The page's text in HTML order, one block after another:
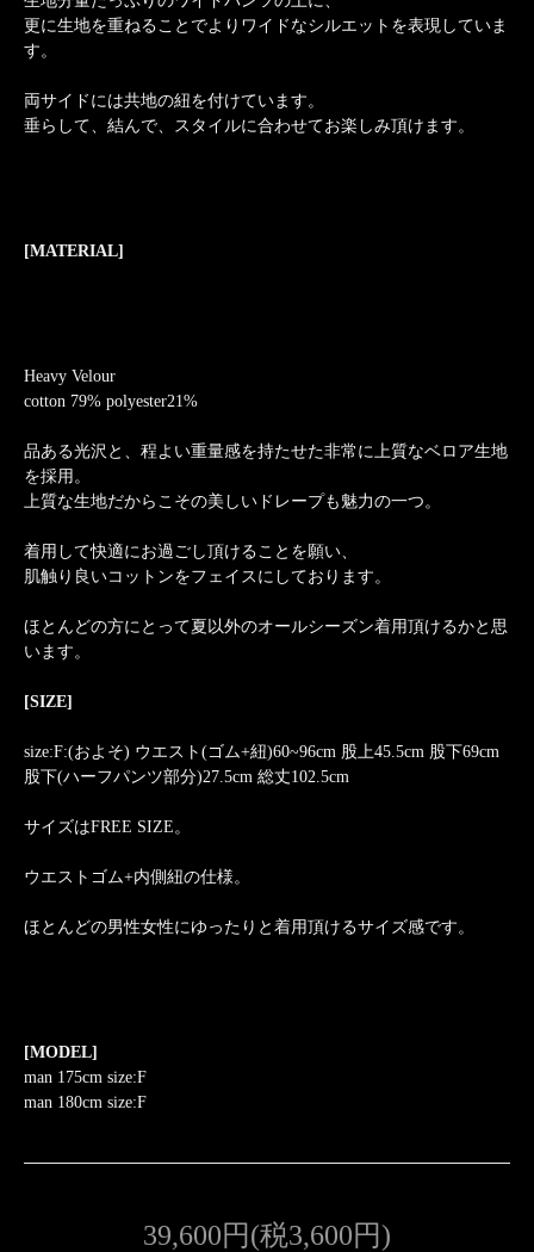
更に生地を重ねることでよりワイドなシルエットを表現していま
す。
両サイドには共地の紐を付けています。
垂らして、結んで、スタイルに合わせてお楽しみ頂けます。
[MATERIAL]
Heavy Velour
cotton 79% polyester21%
品ある光沢と、程よい重量感を持たせた非常に上質なベロア生地
を採用。
上質な生地だからこその美しいドレープも魅力の一つ。
着用して快適にお過ごし頂けることを願い、
肌触り良いコットンをフェイスにしております。
ほとんどの方にとって夏以外のオールシーズン着用頂けるかと思
います。
[SIZE]
size:F:(およそ) ウエスト(ゴム+紐)60~96cm 股上45.5cm 股下69cm
股下(ハーフパンツ部分)27.5cm 総丈102.5cm
サイズはFREE SIZE。
ウエストゴム+内側紐の仕様。
ほとんどの男性女性にゆったりと着用頂けるサイズ感です。
[MODEL]
man 175cm size:F
man 180cm size:F
39,600円(税3,600円)